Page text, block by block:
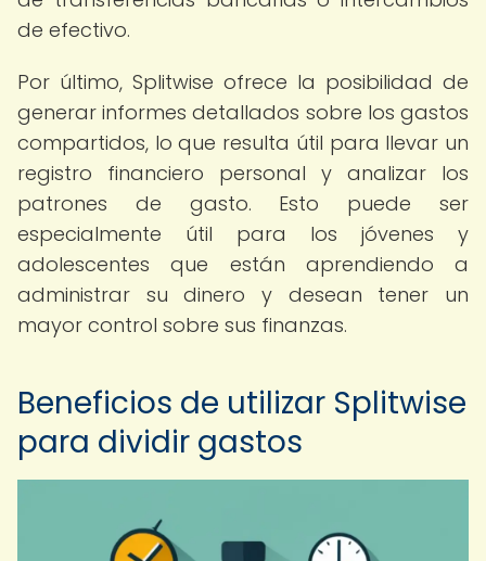
de efectivo.
Por último, Splitwise ofrece la posibilidad de
generar informes detallados sobre los gastos
compartidos, lo que resulta útil para llevar un
registro financiero personal y analizar los
patrones de gasto. Esto puede ser
especialmente útil para los jóvenes y
adolescentes que están aprendiendo a
administrar su dinero y desean tener un
mayor control sobre sus finanzas.
Beneficios de utilizar Splitwise
para dividir gastos